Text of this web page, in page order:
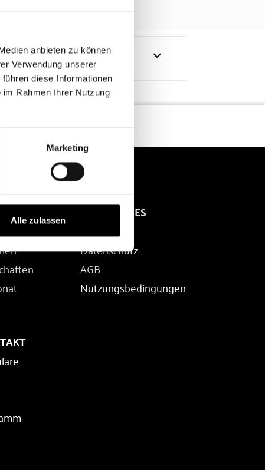
anbieten zu können
Verwendung unserer
diese Informationen
Rahmen Ihrer Nutzung
Marketing
Alle zulassen RECHTLICHES
Impressum
Datenschutz
AGB
Nutzungsbedingungen